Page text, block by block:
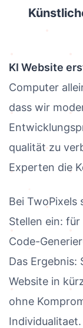
KI Website
Computer
dass wir
qualität zu
Experten die
Bei TwoPixels
Stellen ein:
Code-
Das Ergebnis:
Website in
ohne
Individualitaet.